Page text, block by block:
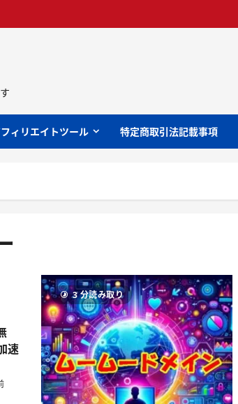
ィリエイトツール 特定商取引法記載事項
速
3 分読み取り